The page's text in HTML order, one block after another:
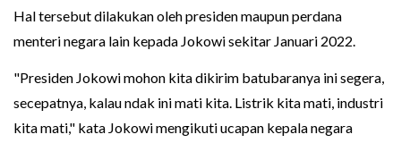
Hal tersebut dilakukan oleh presiden maupun perdana
menteri negara lain kepada Jokowi sekitar Januari 2022.
"Presiden Jokowi mohon kita dikirim batubaranya ini segera,
secepatnya, kalau ndak ini mati kita. Listrik kita mati, industri
kita mati," kata Jokowi mengikuti ucapan kepala negara